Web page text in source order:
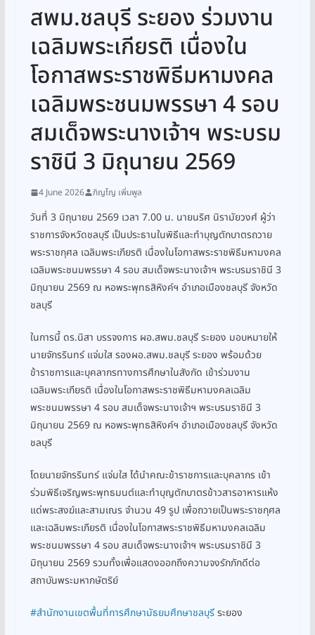
สพม.ชลบุรี ระยอง ร่วมงาน
เฉลิมพระเกียรติ เนื่องใน
โอกาสพระราชพิธีมหามงคล
เฉลิมพระชนมพรรษา 4 รอบ
สมเด็จพระนางเจ้าฯ พระบรม
ราชินี 3 มิถุนายน 2569
4 June 2026 ภิญโญ เพิ่มพูล
วันที่ 3 มิถุนายน 2569 เวลา 7.00 น. นายนริศ นิรามัยวงศ์ ผู้ว่า
ราชการจังหวัดชลบุรี เป็นประธานในพิธีและทำบุญตักบาตรถวาย
พระราชกุศล เฉลิมพระเกียรติ เนื่องในโอกาสพระราชพิธีมหามงคล
เฉลิมพระชนมพรรษา 4 รอบ สมเด็จพระนางเจ้าฯ พระบรมราชินี 3
มิถุนายน 2569 ณ หอพระพุทธสิหิงค์ฯ อำเภอเมืองชลบุรี จังหวัด
ชลบุรี
ในการนี้ ดร.นิสา บรรจงการ ผอ.สพม.ชลบุรี ระยอง มอบหมายให้
นายจักรรินทร์ แจ่มใส รองผอ.สพม.ชลบุรี ระยอง พร้อมด้วย
ข้าราชการและบุคลากรทางการศึกษาในสังกัด เข้าร่วมงาน
เฉลิมพระเกียรติ เนื่องในโอกาสพระราชพิธีมหามงคลเฉลิม
พระชนมพรรษา 4 รอบ สมเด็จพระนางเจ้าฯ พระบรมราชินี 3
มิถุนายน 2569 ณ หอพระพุทธสิหิงค์ฯ อำเภอเมืองชลบุรี จังหวัด
ชลบุรี
โดยนายจักรรินทร์ แจ่มใส ได้นำคณะข้าราชการและบุคลากร เข้า
ร่วมพิธีเจริญพระพุทธมนต์และทำบุญตักบาตรข้าวสารอาหารแห้ง
แด่พระสงฆ์และสามเณร จำนวน 49 รูป เพื่อถวายเป็นพระราชกุศล
และเฉลิมพระเกียรติ เนื่องในโอกาสพระราชพิธีมหามงคลเฉลิม
พระชนมพรรษา 4 รอบ สมเด็จพระนางเจ้าฯ พระบรมราชินี 3
มิถุนายน 2569 รวมทั้งเพื่อแสดงออกถึงความจงรักภักดีต่อ
สถาบันพระมหากษัตริย์
#สำนักงานเขตพื้นที่การศึกษามัธยมศึกษาชลบุรีระยอง